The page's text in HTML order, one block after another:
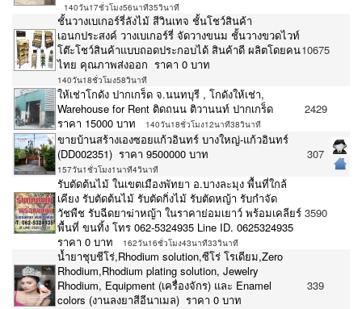
140วัน17ชั่วโมง56นาที35วินาที
ชั้นวางเบเกอร์รี่ลังไม้ สีวินเทจ ชั้นโชว์สินค้า
เอนกประสงค์ วางเบเกอร์รี่ จัดวางขนม ชั้นวางขวดไวท์
โต๊ะโชว์สินค้าแบบถอดประกอบได้ สินค้าดี ผลิตโดยคน
ไทย คุณภาพส่งออก ราคา 0 บาท
140วัน18ชั่วโมง58วินาที
10675
ให้เช่าโกดัง ปากเกร็ด จ.นนทบุรี , โกดังให้เช่า,
Warehouse for Rent ติดถนน ติวานนท์ ปากเกร็ด
ราคา 15000 บาท
140วัน18ชั่วโมง12นาที38วินาที
2429
ขายบ้านสร้างเองซอยแก้วอินทร์ บางใหญ่-แก้วอินทร์
(DD002351) ราคา 9500000 บาท
157วัน1ชั่วโมง1นาที4วินาที
307
รับตัดต้นไม้ ในเขตเมืองพัทยา อ.บางละมุง พื้นที่ใกล้
เคียง รับตัดต้นไม้ รับตัดกิ่งไม้ รับตัดหญ้า รับกำจัด
วัชพืช รับฉีดยาฆ่าหญ้า ในราคาย่อมเยาว์ พร้อมเคลียร์
พื้นที่ ขนทิ้ง โทร 062-5324935 Line ID. 0625324935
ราคา 0 บาท
162วัน16ชั่วโมง43นาที33วินาที
3590
น้ำยาชุบชีโร่,Rhodium solution,ซีโร่ โรเดียม,Zero
Rhodium,Rhodium plating solution, Jewelry
Rhodium, Equipment (เครื่องจักร) และ Enamel
colors (งานลงยาสีอีนาเมล) ราคา 0 บาท
339